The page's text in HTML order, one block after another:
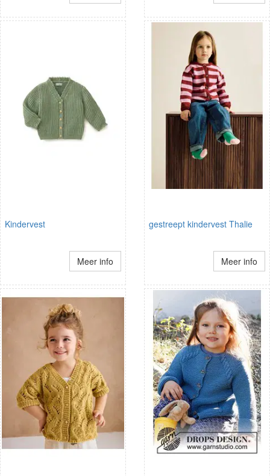
Kindervest
Meer info
gestreept kindervest Thalie
Meer info